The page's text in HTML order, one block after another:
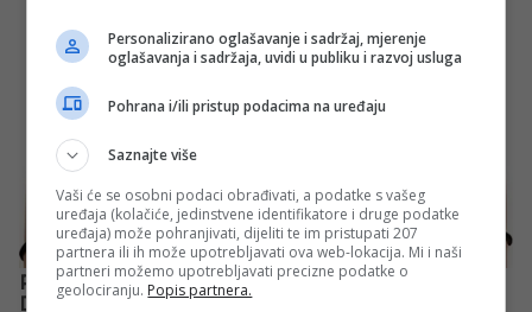
Personalizirano oglašavanje i sadržaj, mjerenje
oglašavanja i sadržaja, uvidi u publiku i razvoj usluga
Pohrana i/ili pristup podacima na uređaju
Saznajte više
Vaši će se osobni podaci obrađivati, a podatke s vašeg
uređaja (kolačiće, jedinstvene identifikatore i druge podatke
uređaja) može pohranjivati, dijeliti te im pristupati 207
partnera ili ih može upotrebljavati ova web-lokacija. Mi i naši
partneri možemo upotrebljavati precizne podatke o
geolociranju. Popis partnera.